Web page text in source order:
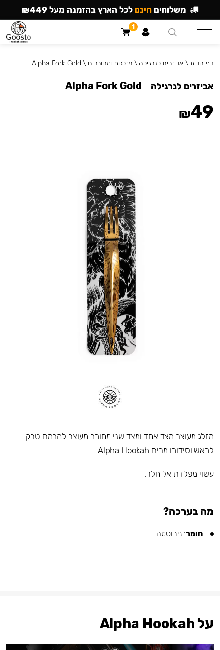
מזלג מעוצב מצד אחד ומצד שני מחורר מעוצב להרמת טבק
לראש וסידורו מבית Alpha Hookah
עשוי מפלדת אל חלד.⠀
מה בערכה?
חומר: נירוסטה
דף הבית \אביזרים לנרגילה \מזלגות ומחוררים \
Alpha Fork Gold
אביזרים לנרגילה Alpha Fork Gold
₪49
על Alpha Hookah
משלוחים חינם לכל הארץ בהזמנה מעל ₪449
1